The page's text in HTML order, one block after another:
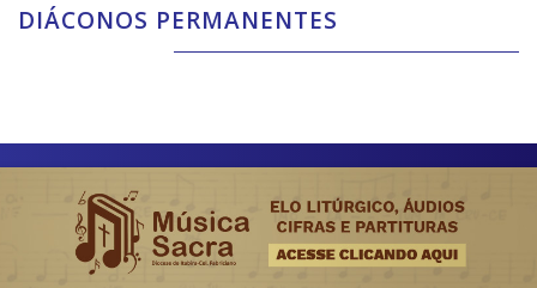
DIÁCONOS PERMANENTES